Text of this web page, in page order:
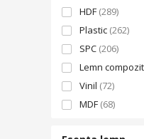
HDF (289)
Plastic (262)
SPC (206)
Lemn compozit
Vinil (72)
MDF (68)